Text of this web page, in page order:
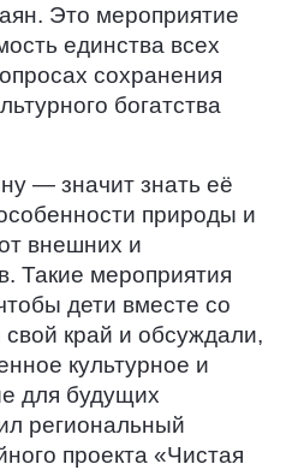
Это мероприятие
единства всех
сохранения
богатства
— значит знать её
природы и
внешних и
Такие мероприятия
дети вместе со
край и обсуждали,
культурное и
для будущих
региональный
проекта «Чистая